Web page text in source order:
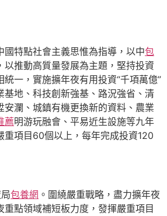
國特點社會主義思惟為指導，以中包
以推動高質量發展為主題，堅持投資
一，實施擴年夜有用投資“千項萬億”
基地、科技創新強基、路況強省、清
安瀾、城鎮有機更換新的資料、農業
薦明游玩融會、平易近生設施等九年
重項目60個以上，每年完成投資120
包養網 。圍繞嚴重戰略，盡力擴年夜
點領域補短板力度，發揮嚴重項目